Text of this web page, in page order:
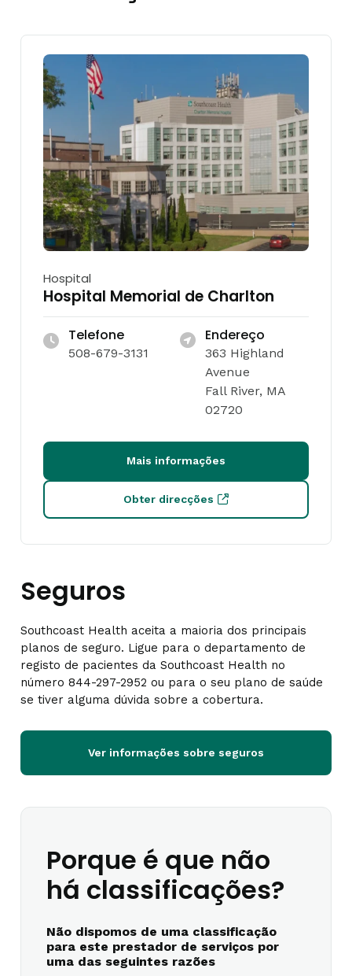
Hospital
Hospital Memorial de Charlton
Telefone
508-679-3131
Endereço
363 Highland
Avenue
Fall River, MA
02720
Mais informações
Obter direcções
Seguros
Southcoast Health aceita a maioria dos principais
planos de seguro. Ligue para o departamento de
registo de pacientes da Southcoast Health no
número 844-297-2952 ou para o seu plano de saúde
se tiver alguma dúvida sobre a cobertura.
Ver informações sobre seguros
Porque é que não
há classificações?
Não dispomos de uma classificação
para este prestador de serviços por
uma das seguintes razões